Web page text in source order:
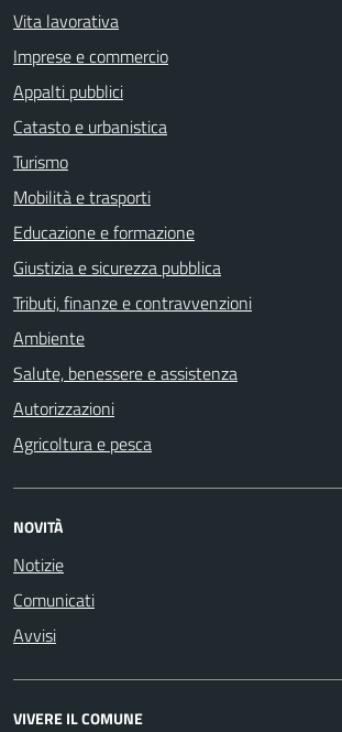
Vita lavorativa
Imprese e commercio
Appalti pubblici
Catasto e urbanistica
Turismo
Mobilità e trasporti
Educazione e formazione
Giustizia e sicurezza pubblica
Tributi, finanze e contravvenzioni
Ambiente
Salute, benessere e assistenza
Autorizzazioni
Agricoltura e pesca
NOVITÀ
Notizie
Comunicati
Avvisi
VIVERE IL COMUNE